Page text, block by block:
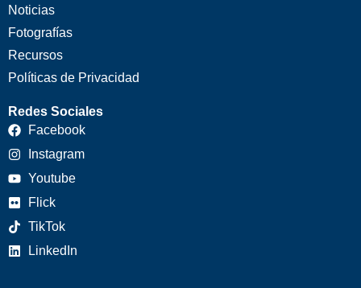
Noticias
Fotografías
Recursos
Políticas de Privacidad
Redes Sociales
Facebook
Instagram
Youtube
Flick
TikTok
LinkedIn